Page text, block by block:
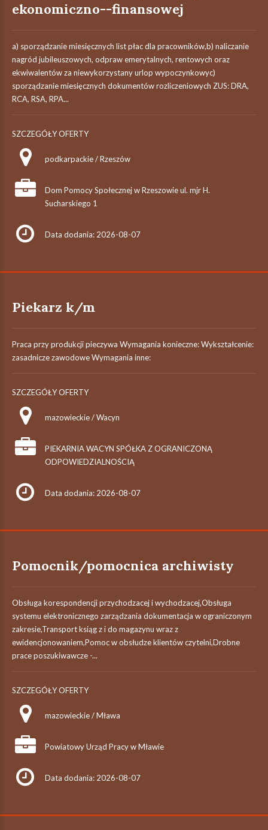
ekonomiczno--finansowej
a) sporządzanie miesięcznych list płac dla pracowników,b) naliczanie
nagród jubileuszowych, odpraw emerytalnych, rentowych oraz
ekwiwalentów za niewykorzystany urlop wypoczynkowyc)
sporządzanie miesięcznych dokumentów rozliczeniowych ZUS: DRA,
RCA, RSA, RPA...
SZCZEGÓŁY OFERTY
podkarpackie / Rzeszów
Dom Pomocy Społecznej w Rzeszowie ul. mjr H.
Sucharskiego 1
Data dodania: 2026-08-07
Piekarz k/m
Praca przy produkcji pieczywa Wymagania konieczne: Wykształcenie:
zasadnicze zawodowe Wymagania inne:
SZCZEGÓŁY OFERTY
mazowieckie / Wacyn
PIEKARNIA WACYN SPÓŁKA Z OGRANICZONĄ
ODPOWIEDZIALNOŚCIĄ
Data dodania: 2026-08-07
Pomocnik/pomocnica archiwisty
Obsługa korespondencji przychodzacej i wychodzacej,Obsługa
systemu elektronicznego zarządzania dokumentacja w ograniczonym
zakresie,Transport ksiąg z i do magazynu wraz z
ewidencjonowaniem,Pomoc w obsłudze klientów czytelni,Drobne
prace poszukiwawcze -...
SZCZEGÓŁY OFERTY
mazowieckie / Mława
Powiatowy Urząd Pracy w Mławie
Data dodania: 2026-08-07